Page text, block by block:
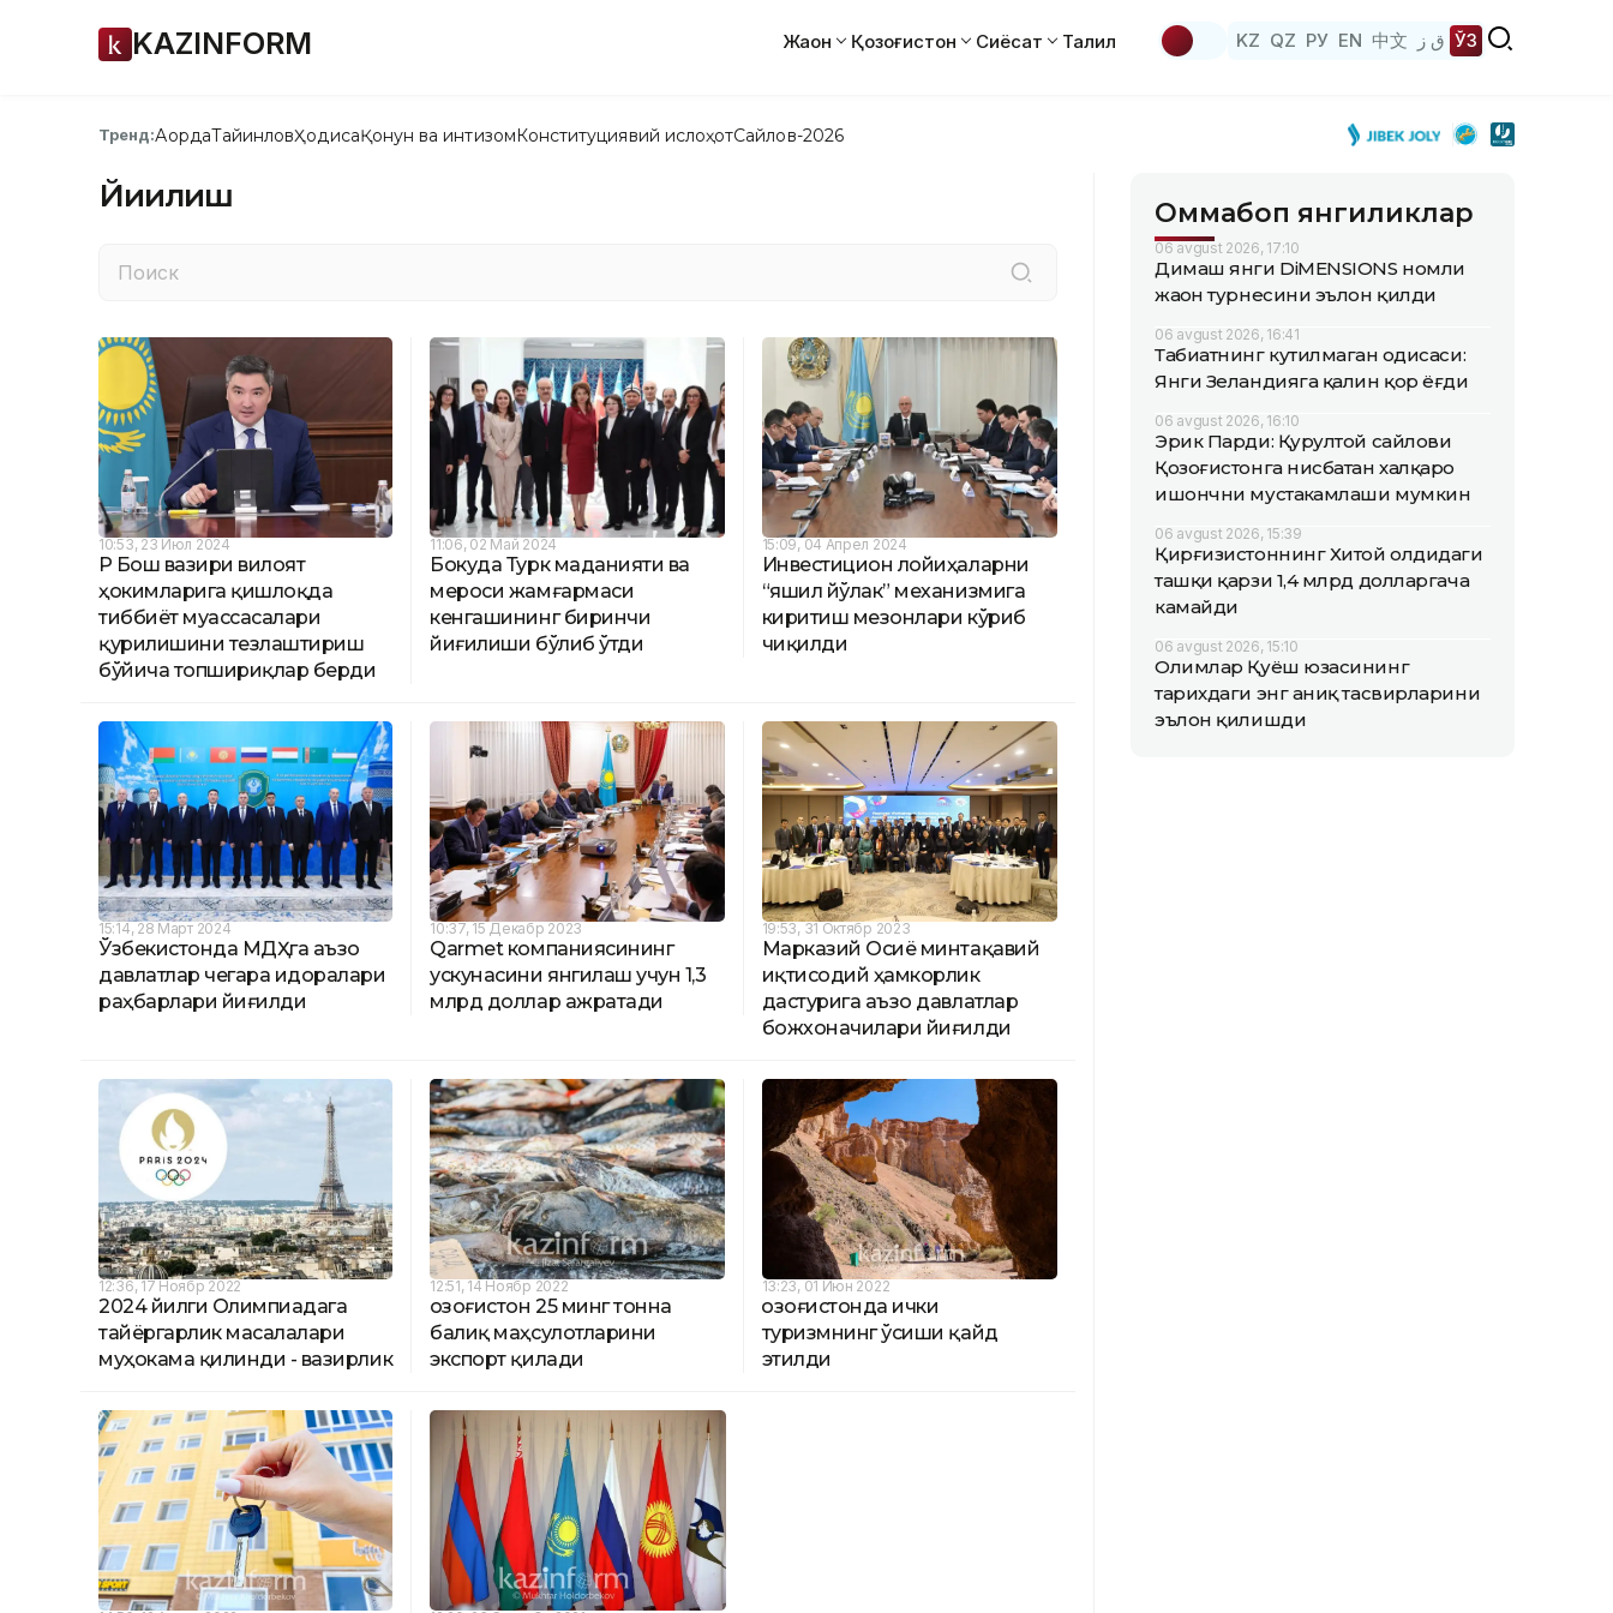
KAZINFORM Жаҳон Қозоғистон Сиёсат Таҳлил KZ QZ РУ EN 中文 ق ز ЎЗ
Тренд:АқордаТайинловҲодисаҚонун ва интизомКонституциявий ислоҳотСайлов-2026
Йиғилиш
10:53, 23 Июл 2024
ҚР Бош вазири вилоят
ҳокимларига қишлоқда
тиббиёт муассасалари
қурилишини тезлаштириш
бўйича топшириқлар берди
11:06, 02 Май 2024
Бокуда Турк маданияти ва
мероси жамғармаси
кенгашининг биринчи
йиғилиши бўлиб ўтди
15:09, 04 Апрел 2024
Инвестицион лойиҳаларни
“яшил йўлак” механизмига
киритиш мезонлари кўриб
чиқилди
15:14, 28 Март 2024
Ўзбекистонда МДҲга аъзо
давлатлар чегара идоралари
раҳбарлари йиғилди
10:37, 15 Декабр 2023
Qarmet компаниясининг
ускунасини янгилаш учун 1,3
млрд доллар ажратади
19:53, 31 Октябр 2023
Марказий Осиё минтақавий
иқтисодий ҳамкорлик
дастурига аъзо давлатлар
божхоначилари йиғилди
12:36, 17 Ноябр 2022
2024 йилги Олимпиадага
тайёргарлик масалалари
муҳокама қилинди - вазирлик
12:51, 14 Ноябр 2022
Қозоғистон 25 минг тонна
балиқ маҳсулотларини
экспорт қилади
13:23, 01 Июн 2022
Қозоғистонда ички
туризмнинг ўсиши қайд
этилди
Оммабоп янгиликлар
06 avgust 2026, 17:10
Димаш янги DiMENSIONS номли
жаҳон турнесини эълон қилди
06 avgust 2026, 16:41
Табиатнинг кутилмаган ҳодисаси:
Янги Зеландияга қалин қор ёғди
06 avgust 2026, 16:10
Эрик Парди: Қурултой сайлови
Қозоғистонга нисбатан халқаро
ишончни мустаҳкамлаши мумкин
06 avgust 2026, 15:39
Қирғизистоннинг Хитой олдидаги
ташқи қарзи 1,4 млрд долларгача
камайди
06 avgust 2026, 15:10
Олимлар Қуёш юзасининг
тарихдаги энг аниқ тасвирларини
эълон қилишди